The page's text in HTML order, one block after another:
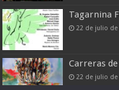
Tagarnina
22 de julio de
Carreras
22 de julio de